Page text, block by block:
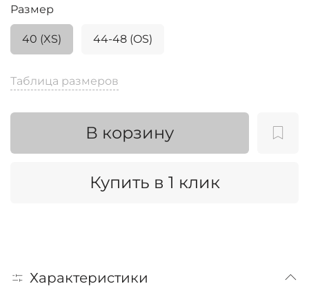
Таблица размеров
В корзину
Купить в 1 клик
Размер
40 (XS) 44-48 (OS)
Характеристики